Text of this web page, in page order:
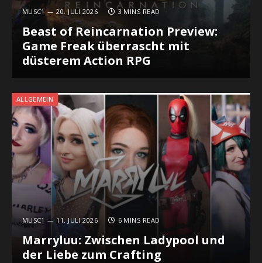
MUSC1 20. JULI 2026 3 MINS READ
Beast of Reincarnation Preview:
Game Freak überrascht mit
düsterem Action RPG
ALLGEMEIN
MUSC1 11. JULI 2026 6 MINS READ
Marryluu: Zwischen Ladypool und
der Liebe zum Crafting